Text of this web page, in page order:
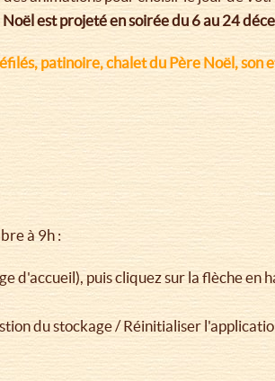
est projeté en soirée du 6 au 24
patinoire, chalet du Père Noël, son
à 9h :
d'accueil), puis cliquez sur la flèche
du stockage / Réinitialiser